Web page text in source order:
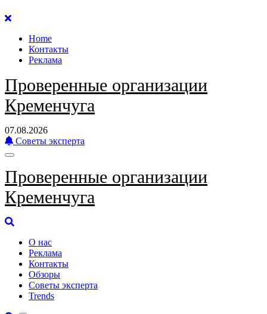
Перейти
содержанию
Home
Контакты
Реклама
Проверенные организации
Кременчуга
07.08.2026
Советы эксперта
Проверенные организации
Кременчуга
О нас
Реклама
Контакты
Обзоры
Советы эксперта
Trends